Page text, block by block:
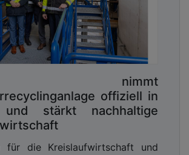
nimmt
offiziell in
stärkt nachhaltige
für die Kreislaufwirtschaft und